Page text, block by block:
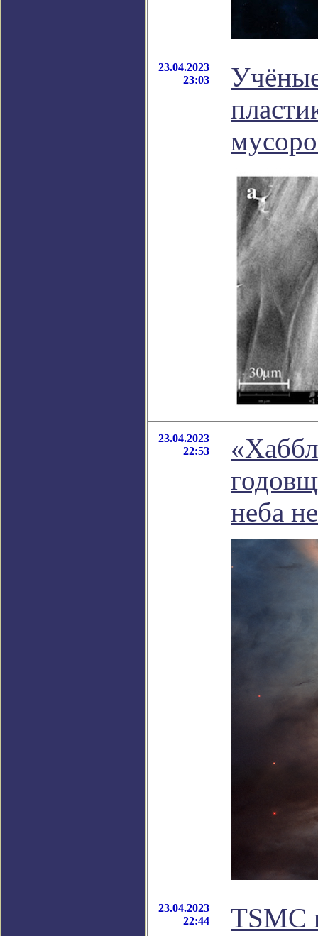
23.04.2023
23:03
23.04.2023
22:53
неба
23.04.2023
22:44
TSMC